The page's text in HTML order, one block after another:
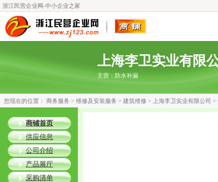
浙江民营企业网-中小企业之家
上海李卫实业有限
主营： 防水补漏
您现在的位置： 商务服务 > 维修及安装服务 > 建筑维修 > 上海李卫实业有限公司 >
商铺首页
供应信息
公司介绍
产品展厅
采购清单